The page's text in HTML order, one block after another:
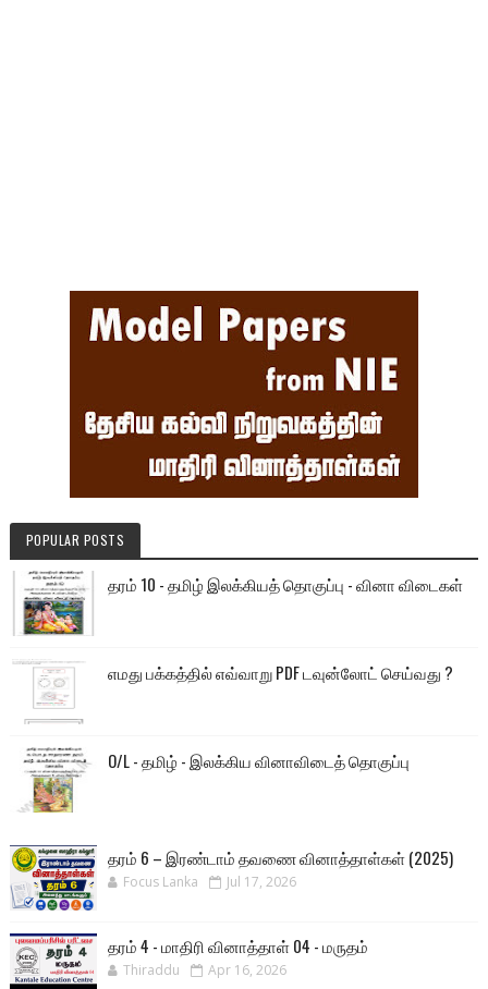
POPULAR POSTS
தரம் 10 - தமிழ் இலக்கியத் தொகுப்பு - வினா விடைகள்
எமது பக்கத்தில் எவ்வாறு PDF டவுன்லோட் செய்வது ?
O/L - தமிழ் - இலக்கிய வினாவிடைத் தொகுப்பு
தரம் 6 – இரண்டாம் தவணை வினாத்தாள்கள் (2025)
Focus Lanka Jul 17, 2026
தரம் 4 - மாதிரி வினாத்தாள் 04 - மருதம்
Thiraddu Apr 16, 2026